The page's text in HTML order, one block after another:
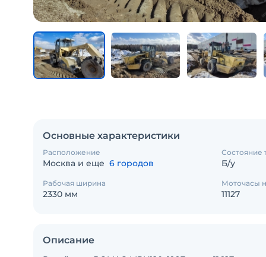
Основные характеристики
Расположение
Москва и еще 6 городов
Состояние
Б/у
Рабочая ширина
2330 мм
Моточасы
11127
Описание